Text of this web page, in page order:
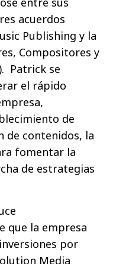
acuerdos
Publishing y la
Compositores y
Patrick se
el rápido
de
de contenidos, la
fomentar la
de estrategias
que la empresa
por
Media